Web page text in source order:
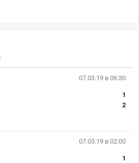
07.03.19 в 06:30
1
2
07.03.19 в 02:00
1